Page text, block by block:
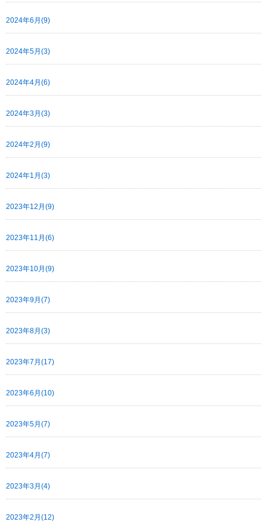
2024年6月(9)
2024年5月(3)
2024年4月(6)
2024年3月(3)
2024年2月(9)
2024年1月(3)
2023年12月(9)
2023年11月(6)
2023年10月(9)
2023年9月(7)
2023年8月(3)
2023年7月(17)
2023年6月(10)
2023年5月(7)
2023年4月(7)
2023年3月(4)
2023年2月(12)